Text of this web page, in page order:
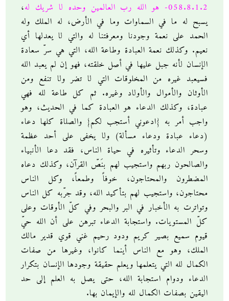
058.8.1.2- هو الله رب العالمين وحده لا شريك له
،
يسبح له ما في السماوات وما في الأرض، له الملك وله
الحمد على نعمة وجودنا ومعرفتنا له والتي لا يعدلها أي
نعيم. وكذلك نعمة العبادة وطاعة الله، التي هي سرّ سعادة
الإنسان لأنه جبل عليها في أصل خلقته، فهو إن لم يعبد الله
فسيعبد غيره من المخلوقات التي لا تضر ولا تنفع ومن
الأوثان والأموال والأولاد وغيره. ثم كل طاعة لله فهي
عبادة، وكذلك الدعاء هو العبادة كما في الحديث، وهو
واجب أمر به {ادعوني أستجب لكم} والصلاة كلها دعاء
(دعاء عبادة ودعاء مسألة) ولا يخفى على أحد عظمة
وسحر الدعاء وتأثيره في حياة الناس، فقد دعا الأنبياء
والصالحون ربهم واستجيب لهم بنَصّ القرآن، وكذلك دعاه
المضطرون والمحتاجون، خوفاً وطمعاً، وكل الناس
محتاجون، واستجيب لهم بتأكيد الله، وقد جرّبه كل الناس
وتواترت به الأخبار في البر والبحر وفي كلّ الأوقات وعلى
كلّ المستويات. واستجابة الدعاء تبرهن على أن الله حيّ
قيوم سميع بصير كريم ودود رحيم غني قوي قدير مالك
الملك، وهو مع الناس أينما كانوا، وغيرها من صفات
الكمال لله التي يتعلمها ويعلم حقيقة وجودها الإنسان بتكرار
الدعاء ودوام استجابة الله، حتى يصل به العلم إلى حد
اليقين بصفات الكمال لله والإيمان بها.